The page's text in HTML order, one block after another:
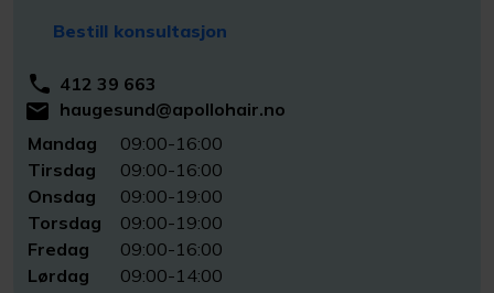
Bestill konsultasjon
412 39 663
haugesund@apollohair.no
Mandag
09:00-16:00
Tirsdag
09:00-16:00
Onsdag
09:00-19:00
Torsdag
09:00-19:00
Fredag
09:00-16:00
Lørdag
09:00-14:00